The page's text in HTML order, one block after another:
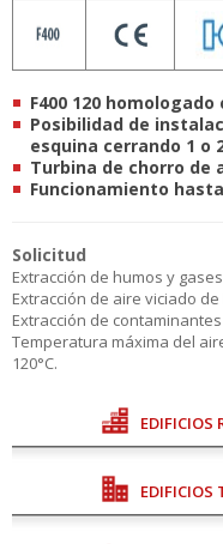
F400 120
Posibilidad de
esquina cerrando 1 o
Turbina de chorro de
Funcionamiento
Solicitud
Extracción de humos y
Extracción de aire viciado
Extracción de
Temperatura máxima del
120°C.
EDIFICIOS
EDIFICIOS